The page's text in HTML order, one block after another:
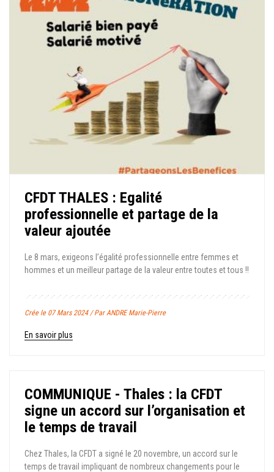
CFDT THALES : Egalité
professionnelle et partage de la
valeur ajoutée
Le 8 mars, exigeons l’égalité professionnelle entre femmes et
hommes et un meilleur partage de la valeur entre toutes et tous !!
Crée le 07 Mars 2024 / Par ANDRE Marie-Pierre
En savoir plus
COMMUNIQUE - Thales : la CFDT
signe un accord sur l’organisation et
le temps de travail
Chez Thales, la CFDT a signé le 20 novembre, un accord sur le
temps de travail impliquant de nombreux changements pour le